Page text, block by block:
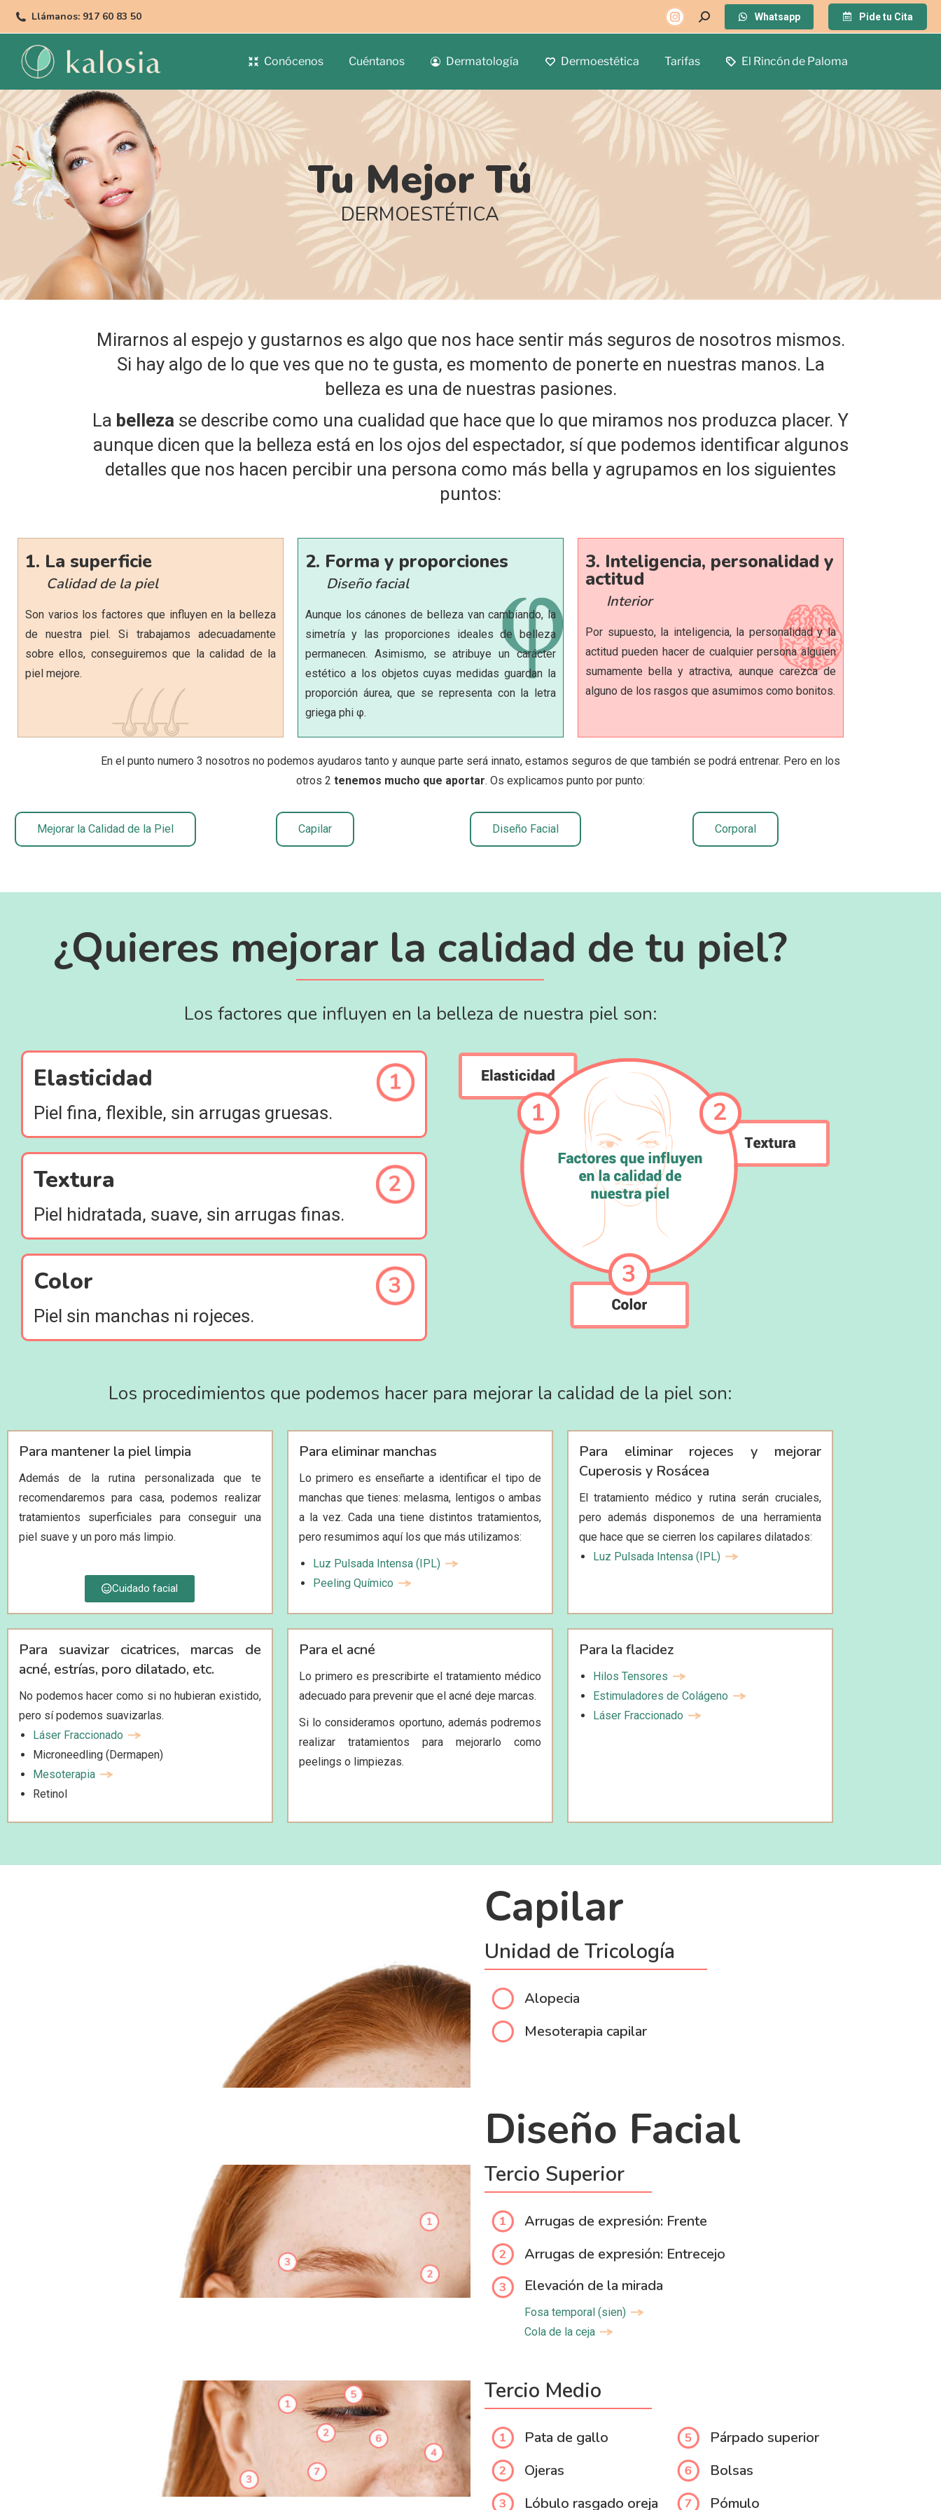
Llámanos: 917 60 83 50 Whatsapp Pide tu Cita
Conócenos Cuéntanos Dermatología Dermoestética Tarifas El Rincón de Paloma
Tu Mejor Tú
DERMOESTÉTICA
Mirarnos al espejo y gustarnos es algo que nos hace sentir más seguros de nosotros mismos.
Si hay algo de lo que ves que no te gusta, es momento de ponerte en nuestras manos. La
belleza es una de nuestras pasiones.
La belleza se describe como una cualidad que hace que lo que miramos nos produzca placer. Y
aunque dicen que la belleza está en los ojos del espectador, sí que podemos identificar algunos
detalles que nos hacen percibir una persona como más bella y agrupamos en los siguientes
puntos:
1. La superficie
Calidad de la piel
Son varios los factores que influyen en la belleza
de nuestra piel. Si trabajamos adecuadamente
sobre ellos, conseguiremos que la calidad de la
piel mejore.
2. Forma y proporciones
Diseño facial
Aunque los cánones de belleza van cambiando, la
simetría y las proporciones ideales de belleza
permanecen. Asimismo, se atribuye un carácter
estético a los objetos cuyas medidas guardan la
proporción áurea, que se representa con la letra
griega phi φ.
3. Inteligencia, personalidad y
actitud
Interior
Por supuesto, la inteligencia, la personalidad y la
actitud pueden hacer de cualquier persona alguien
sumamente bella y atractiva, aunque carezca de
alguno de los rasgos que asumimos como bonitos.
En el punto numero 3 nosotros no podemos ayudaros tanto y aunque parte será innato, estamos seguros de que también se podrá entrenar. Pero en los
otros 2 tenemos mucho que aportar. Os explicamos punto por punto:
Mejorar la Calidad de la Piel Capilar Diseño Facial Corporal
¿Quieres mejorar la calidad de tu piel?
Los factores que influyen en la belleza de nuestra piel son:
Elasticidad
Piel fina, flexible, sin arrugas gruesas.
Textura
Piel hidratada, suave, sin arrugas finas.
Color
Piel sin manchas ni rojeces.
Los procedimientos que podemos hacer para mejorar la calidad de la piel son:
Para mantener la piel limpia
Además de la rutina personalizada que te
recomendaremos para casa, podemos realizar
tratamientos superficiales para conseguir una
piel suave y un poro más limpio.
Cuidado facial
Para eliminar manchas
Lo primero es enseñarte a identificar el tipo de
manchas que tienes: melasma, lentigos o ambas
a la vez. Cada una tiene distintos tratamientos,
pero resumimos aquí los que más utilizamos:
Luz Pulsada Intensa (IPL)
Peeling Químico
Para eliminar rojeces y mejorar
Cuperosis y Rosácea
El tratamiento médico y rutina serán cruciales,
pero además disponemos de una herramienta
que hace que se cierren los capilares dilatados:
Luz Pulsada Intensa (IPL)
Para suavizar cicatrices, marcas de
acné, estrías, poro dilatado, etc.
No podemos hacer como si no hubieran existido,
pero sí podemos suavizarlas.
Láser Fraccionado
Microneedling (Dermapen)
Mesoterapia
Retinol
Para el acné
Lo primero es prescribirte el tratamiento médico
adecuado para prevenir que el acné deje marcas.
Si lo consideramos oportuno, además podremos
realizar tratamientos para mejorarlo como
peelings o limpiezas.
Para la flacidez
Hilos Tensores
Estimuladores de Colágeno
Láser Fraccionado
Capilar
Unidad de Tricología
Alopecia
Mesoterapia capilar
Diseño Facial
Tercio Superior
Arrugas de expresión: Frente
Arrugas de expresión: Entrecejo
Elevación de la mirada
Fosa temporal (sien)
Cola de la ceja
Tercio Medio
Pata de gallo
Ojeras
Lóbulo rasgado oreja
Párpado superior
Bolsas
Pómulo